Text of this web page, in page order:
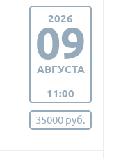
2026
09
АВГУСТА
11:00
35000 руб.